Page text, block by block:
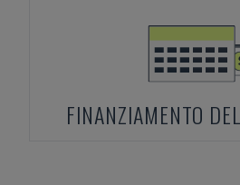
FINANZIAMENTO